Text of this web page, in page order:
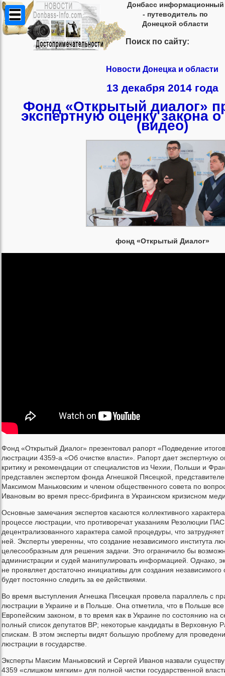
Донбасс информационный
- путеводитель по
Донецкой области
Поиск по сайту:
Новости Донецка и области
13 декабря 2014 года
Фонд «Открытый диалог»
экспертную оценку закона
(видео)
фонд «Открытый Диалог»
Фонд «Открытый Диалог» презентовал рапорт «Подведение
люстрации 4359-а «Об очистке власти». Рапорт дает экспертную
критику и рекомендации от специалистов из Чехии, Польши и
представлен экспертом фонда Агнешкой Пясецкой,
Максимом Маньковским и членом общественного совета по
Ивановым во время пресс-брифинга в Украинском кризисном
Основные замечания экспертов касаются коллективного
процессе люстрации, что противоречат указаниям Резолюции
децентрализованного характера самой процедуры, что
ней. Эксперты уверенны, что создание независимого института
целесообразным для решения задачи. Это ограничило бы
администрации и судей манипулировать информацией. Однако,
не проявляет достаточно инициативы для создания
будет постоянно следить за ее действиями.
Во время выступления Агнешка Пясецкая провела параллель с
люстрации в Украине и в Польше. Она отметила, что в Польше
Европейским законом, в то время как в Украине по состоянию на
полный список депутатов ВР; некоторые кандидаты в Верховную
спискам. В этом эксперты видят большую проблему для
люстрации в государстве.
Эксперты Максим Маньковский и Сергей Иванов назвали
4359 «слишком мягким» для полной чистки государственной